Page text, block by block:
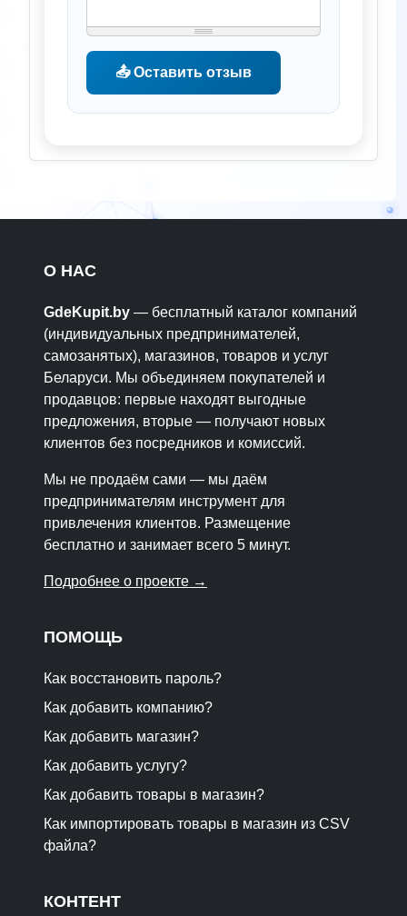
📤 Оставить отзыв
О НАС
GdeKupit.by — бесплатный каталог компаний
(индивидуальных предпринимателей,
самозанятых), магазинов, товаров и услуг
Беларуси. Мы объединяем покупателей и
продавцов: первые находят выгодные
предложения, вторые — получают новых
клиентов без посредников и комиссий.
Мы не продаём сами — мы даём
предпринимателям инструмент для
привлечения клиентов. Размещение
бесплатно и занимает всего 5 минут.
Подробнее о проекте →
ПОМОЩЬ
Как восстановить пароль?
Как добавить компанию?
Как добавить магазин?
Как добавить услугу?
Как добавить товары в магазин?
Как импортировать товары в магазин из CSV
файла?
КОНТЕНТ